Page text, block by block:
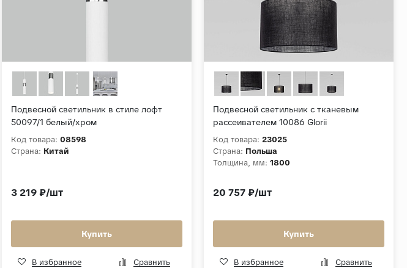
Подвесной светильник в стиле лофт
50097/1 белый/хром
Код товара: 08598
Страна: Китай
3 219 ₽/шт
Купить
В избранное Сравнить
Подвесной светильник с тканевым
рассеивателем 10086 Glorii
Код товара: 23025
Страна: Польша
Толщина, мм: 1800
20 757 ₽/шт
Купить
В избранное Сравнить